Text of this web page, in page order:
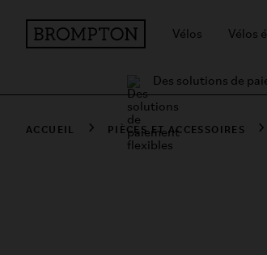
Vélos Vélos
Des solutions de
ACCUEIL PIÈCES ET ACCESSOIRES